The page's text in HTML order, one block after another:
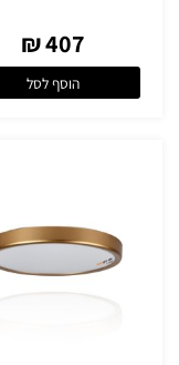
407 ₪
הוסף לסל